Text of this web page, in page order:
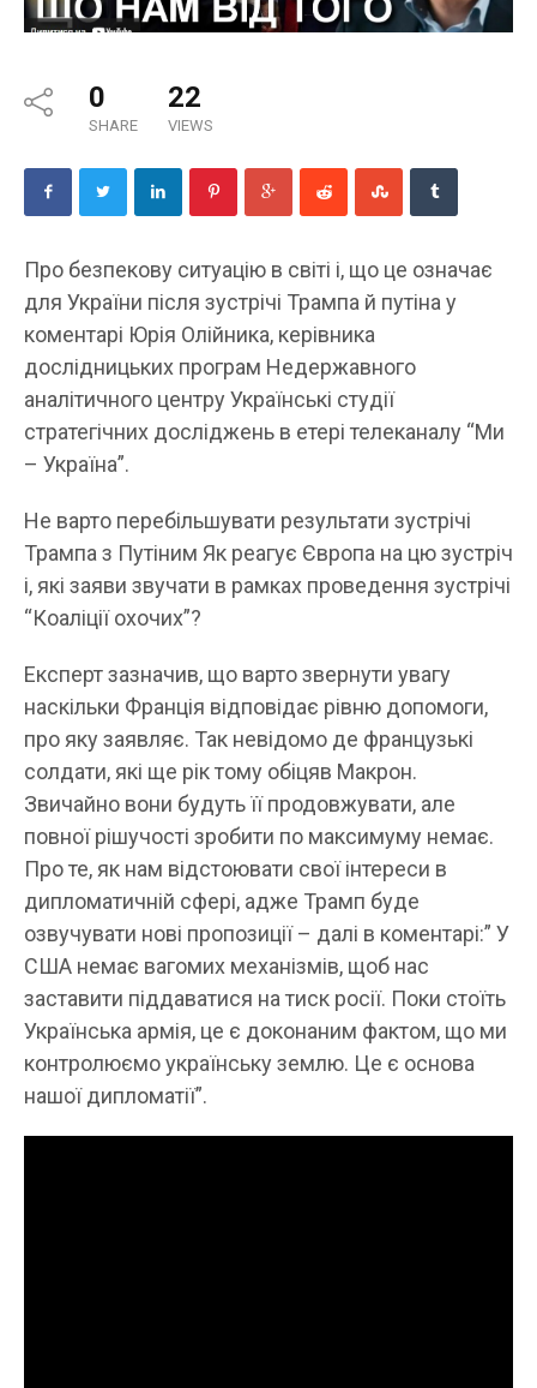
0
SHARE
22
VIEWS
Про безпекову ситуацію в світі і, що це означає
для України після зустрічі Трампа й путіна у
коментарі Юрія Олійника, керівника
дослідницьких програм Недержавного
аналітичного центру Українські студії
стратегічних досліджень в етері телеканалу “Ми
– Україна”.
Не варто перебільшувати результати зустрічі
Трампа з Путіним Як реагує Європа на цю зустріч
і, які заяви звучати в рамках проведення зустрічі
“Коаліції охочих”?
Експерт зазначив, що варто звернути увагу
наскільки Франція відповідає рівню допомоги,
про яку заявляє. Так невідомо де французькі
солдати, які ще рік тому обіцяв Макрон.
Звичайно вони будуть її продовжувати, але
повної рішучості зробити по максимуму немає.
Про те, як нам відстоювати свої інтереси в
дипломатичній сфері, адже Трамп буде
озвучувати нові пропозиції – далі в коментарі:” У
США немає вагомих механізмів, щоб нас
заставити піддаватися на тиск росії. Поки стоїть
Українська армія, це є доконаним фактом, що ми
контролюємо українську землю. Це є основа
нашої дипломатії”.